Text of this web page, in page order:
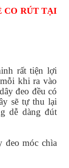
CO RÚT TẠI
rất tiện lợi
khi ra vào
đeo đều có
sẽ tự thu lại
dễ dàng đút
đeo móc chìa